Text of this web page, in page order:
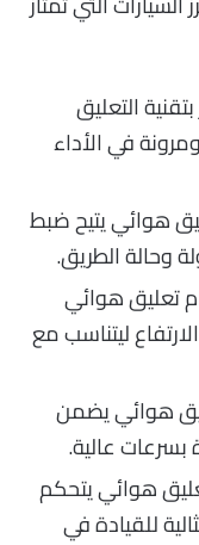
التعليق
في الأداء
هوائي يتيح ضبط
وحالة الطريق.
تعليق هوائي
ليتناسب مع
هوائي يضمن
بسرعات عالية.
هوائي يتحكم
للقيادة في